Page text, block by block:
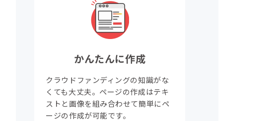
かんたんに作成
クラウドファンディングの知識がな
くても大丈夫。ページの作成はテキ
ストと画像を組み合わせて簡単にペ
ージの作成が可能です。